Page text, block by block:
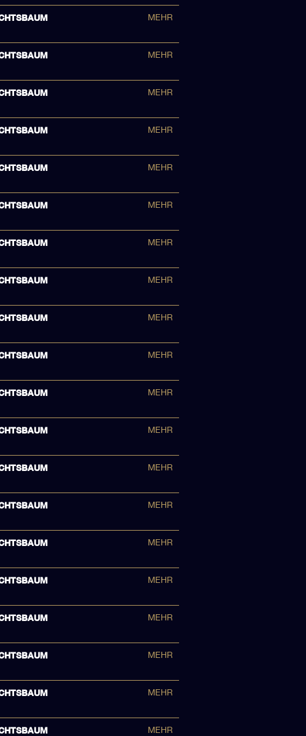
MEHR
MEHR
MEHR
MEHR
MEHR
MEHR
MEHR
MEHR
MEHR
MEHR
MEHR
MEHR
MEHR
MEHR
MEHR
MEHR
MEHR
MEHR
MEHR
MEHR